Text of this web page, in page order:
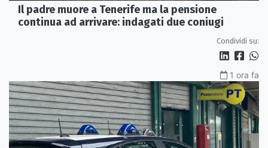
Il padre muore a Tenerife ma la pensione
continua ad arrivare: indagati due coniugi
Condividi su:
1 ora fa